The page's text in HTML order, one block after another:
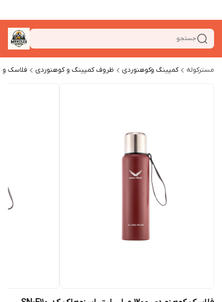
جستجو
مسترکوله کمپینگ وکوهنوردی ظروف کمپینگ و کوهنوردی فلاسک و